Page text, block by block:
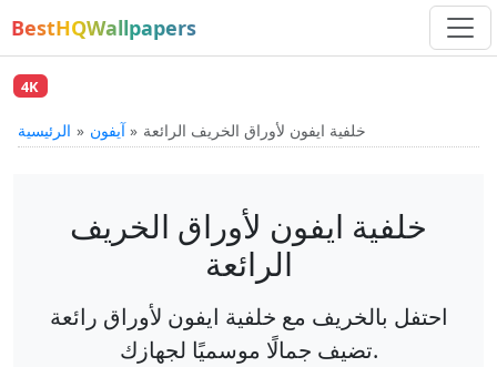
BestHQWallpapers
4K
الرئيسية آيفون خلفية ايفون لأوراق الخريف الرائعة
خلفية ايفون لأوراق الخريف
الرائعة
احتفل بالخريف مع خلفية ايفون لأوراق رائعة
تضيف جمالًا موسميًا لجهازك.